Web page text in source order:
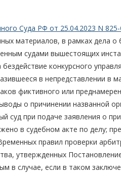
Суда РФ от 25.04.2023 N
материалов, в рамках дела
судами вышестоящих
конкурсного
в непредставлении в
фиктивного или
о причинении названной
суд при подаче заявления о
в судебном акте по делу;
правил проверки
утвержденных
в случае, если в таком